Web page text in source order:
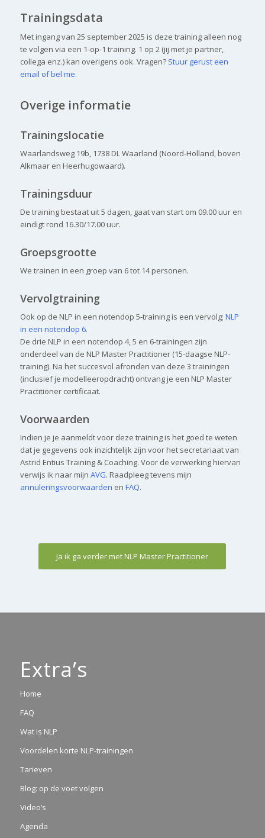
Trainingsdata
Met ingang van 25 september 2025 is deze training alleen nog
te volgen via een 1-op-1 training. 1 op 2 (jij met je partner,
collega enz.) kan overigens ook. Vragen? Stuur gerust een
email of bel me.
Overige informatie
Trainingslocatie
Waarlandsweg 19b, 1738 DL Waarland (Noord-Holland, boven
Alkmaar en Heerhugowaard).
Trainingsduur
De training bestaat uit 5 dagen, gaat van start om 09.00 uur en
eindigt rond 16.30/17.00 uur.
Groepsgrootte
We trainen in een groep van 6 tot 14 personen.
Vervolgtraining
Ook op de NLP in een notendop 5-training is een vervolg; NLP
in een notendop 6.
De drie NLP in een notendop 4, 5 en 6-trainingen zijn
onderdeel van de NLP Master Practitioner (15-daagse NLP-
training). Na het succesvol afronden van deze 3 trainingen
(inclusief je modelleeropdracht) ontvang je een NLP Master
Practitioner certificaat.
Voorwaarden
Indien je je aanmeldt voor deze training is het goed te weten
dat je gegevens ook inzichtelijk zijn voor het secretariaat van
Astrid Entius Training & Coaching. Voor de verwerking hiervan
verwijs ik naar mijn AVG. Raadpleeg tevens mijn
annuleringsvoorwaarden en FAQ.
Ja ik ga verder met NLP Master Practitioner
Extra’s
Home
FAQ
Wat is NLP
Voordelen korte NLP-trainingen
Tarieven
Blog: op de voet volgen
Video’s
Agenda